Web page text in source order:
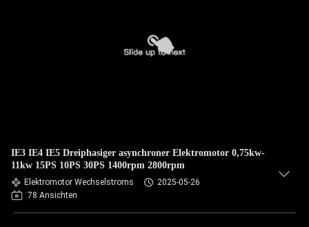
IE3 IE4 IE5 Dreiphasiger asynchroner Elektromotor 0,75kw-
11kw 15PS 10PS 30PS 1400rpm 2800rpm
Elektromotor Wechselstroms
2025-05-26
78 Ansichten